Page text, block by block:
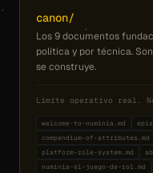
canon/
Los 9 documentos
política y por técnica.
se construye.
Límite operativo real.
welcome-to-numinia.md
compendium-of-attributes.md
platform-role-system.md
numinia-el-juego-de-rol.md